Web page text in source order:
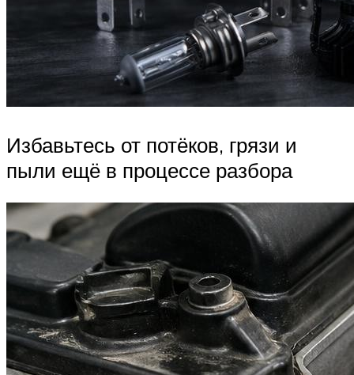
Избавьтесь от потёков, грязи и
пыли ещё в процессе разбора